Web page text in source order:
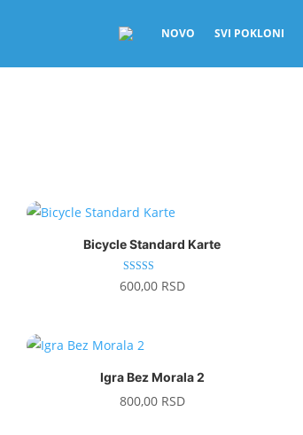
NOVO SVI POKLONI
Bicycle Standard Karte
Ocenjeno sa
4.93
600,00 RSD
Igra Bez Morala 2
800,00 RSD